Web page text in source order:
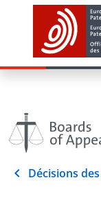
Décisions